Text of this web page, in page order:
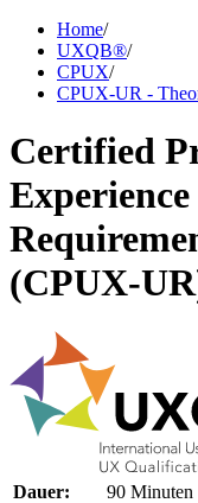
Home/
UXQB®/
CPUX/
CPUX-UR -
Certified
(CPUX-
Dauer:
90 Minuten